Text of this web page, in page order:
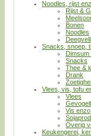
Noodles, rijst
Rijst &
Bonen
Noodles
Snacks, snoep,
Dimsum
Snacks
Thee &
Drank
Vlees, vis, tofu
Vlees
Vis enzo
Overig
Keukengerei,